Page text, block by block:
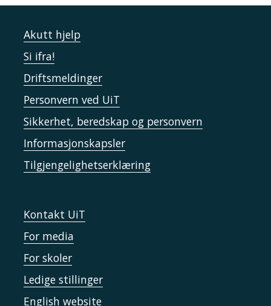
Akutt hjelp
Si ifra!
Driftsmeldinger
Personvern ved UiT
Sikkerhet, beredskap og personvern
Informasjonskapsler
Tilgjengelighetserklæring
Kontakt UiT
For media
For skoler
Ledige stillinger
English website